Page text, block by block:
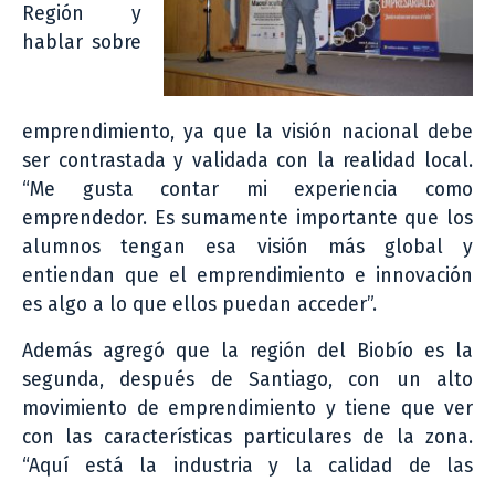
Región y
hablar sobre
emprendimiento, ya que la visión nacional debe
ser contrastada y validada con la realidad local.
“Me gusta contar mi experiencia como
emprendedor. Es sumamente importante que los
alumnos tengan esa visión más global y
entiendan que el emprendimiento e innovación
es algo a lo que ellos puedan acceder”.
Además agregó que la región del Biobío es la
segunda, después de Santiago, con un alto
movimiento de emprendimiento y tiene que ver
con las características particulares de la zona.
“Aquí está la industria y la calidad de las